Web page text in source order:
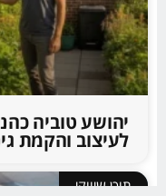
יהושע טוביה
לעיצוב והקמת
תוכן שיווקי